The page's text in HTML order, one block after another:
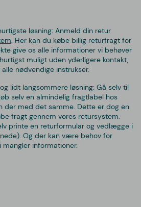
løsning: Anmeld din retur
. Her kan du købe billig returfragt for
give os alle informationer vi behøver
muligt uden yderligere kontakt,
nødvendige instrukser.
lidt langsommere løsning: Gå selv til
selv en almindelig fragtlabel hos
der med det samme. Dette er dog en
fragt gennem vores retursystem.
printe en returformular og vedlægge i
Og der kan være behov for
informationer.